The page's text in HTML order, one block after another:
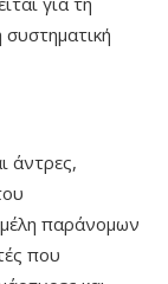
άντρες,
μέλη παράνομων
που